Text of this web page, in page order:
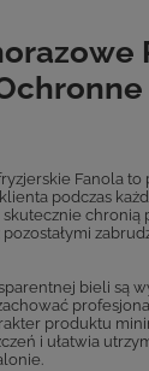
Fanola to
podczas
chronią
bieli są
produktu
i ułatwia